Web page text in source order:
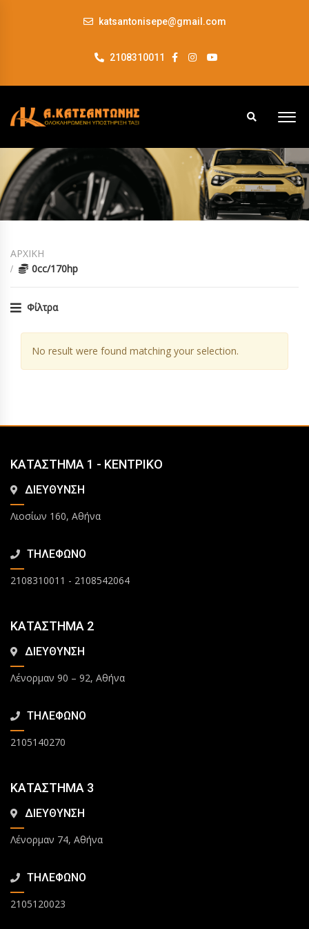
katsantonisepe@gmail.com
2108310011
ΑΡΧΙΚΗ
0cc/170hp
Φίλτρα
No result were found matching your selection.
ΚΑΤΑΣΤΗΜΑ 1 - ΚΕΝΤΡΙΚΟ
ΔΙΕΥΘΥΝΣΗ
Λιοσίων 160, Αθήνα
ΤΗΛΕΦΩΝΟ
2108310011 - 2108542064
ΚΑΤΑΣΤΗΜΑ 2
ΔΙΕΥΘΥΝΣΗ
Λένορμαν 90 – 92, Αθήνα
ΤΗΛΕΦΩΝΟ
2105140270
ΚΑΤΑΣΤΗΜΑ 3
ΔΙΕΥΘΥΝΣΗ
Λένορμαν 74, Αθήνα
ΤΗΛΕΦΩΝΟ
2105120023